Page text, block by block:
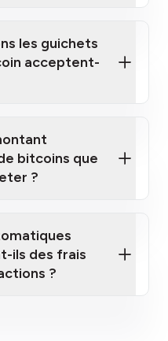
les guichets
acceptent-
bitcoins que
?
ils des frais
?